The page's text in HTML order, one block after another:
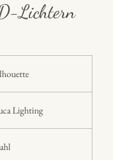
Lichtern
Lighting